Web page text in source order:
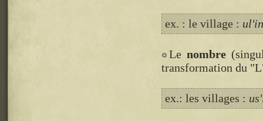
ex. : le village :
Le nombre
transformation du
ex.: les villages :